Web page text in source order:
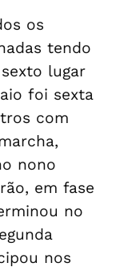
os
tendo
lugar
foi sexta
com
nono
em fase
no
nos